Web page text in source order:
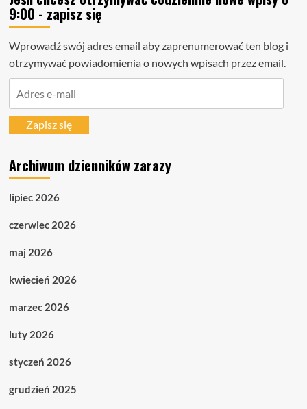
9:00 - zapisz się
Wprowadź swój adres email aby zaprenumerować ten blog i
otrzymywać powiadomienia o nowych wpisach przez email.
mailZapisz się
Archiwum dzienników zarazy
lipiec 2026
czerwiec 2026
maj 2026
kwiecień 2026
marzec 2026
luty 2026
styczeń 2026
grudzień 2025